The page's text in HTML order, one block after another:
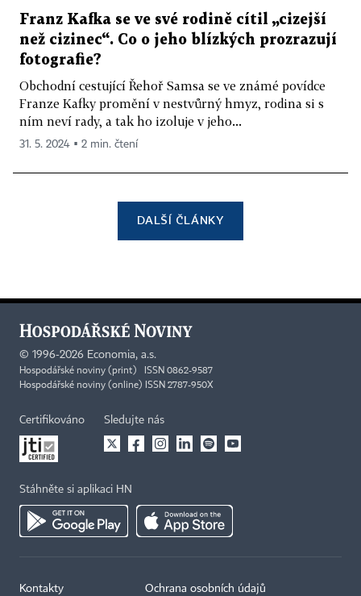
Franz Kafka se ve své rodině cítil „cizejší
než cizinec“. Co o jeho blízkých prozrazují
fotografie?
Obchodní cestující Řehoř Samsa se ve známé povídce
Franze Kafky promění v nestvůrný hmyz, rodina si s
ním neví rady, a tak ho izoluje v jeho...
31. 5. 2024 ▪ 2 min. čtení
DALŠÍ ČLÁNKY
© 1996-2026 Economia, a.s.
Hospodářské noviny (print) ISSN 0862-9587
Hospodářské noviny (online) ISSN 2787-950X
Certifikováno Sledujte nás
Stáhněte si aplikaci HN
Kontakty Ochrana osobních údajů